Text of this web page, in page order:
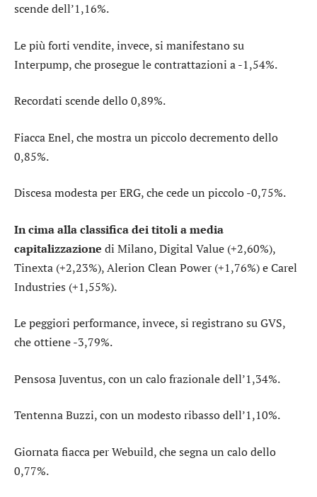
scende dell’1,16%.
Le più forti vendite, invece, si manifestano su
Interpump, che prosegue le contrattazioni a -1,54%.
Recordati scende dello 0,89%.
FiaccaEnel, che mostra un piccolo decremento dello
0,85%.
Discesa modesta perERG, che cede un piccolo -0,75%.
In cima alla classifica dei titoli a media
capitalizzazione di Milano,Digital Value (+2,60%),
Tinexta (+2,23%),Alerion Clean Power (+1,76%) eCarel
Industries (+1,55%).
Le peggiori performance, invece, si registrano suGVS,
che ottiene -3,79%.
PensosaJuventus, con un calo frazionale dell’1,34%.
TentennaBuzzi, con un modesto ribasso dell’1,10%.
Giornata fiacca perWebuild, che segna un calo dello
0,77%.